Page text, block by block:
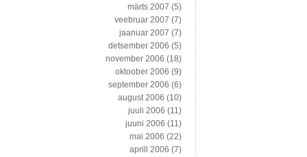
märts 2007 (5)
veebruar 2007 (7)
jaanuar 2007 (7)
detsember 2006 (5)
november 2006 (18)
oktoober 2006 (9)
september 2006 (6)
august 2006 (10)
juuli 2006 (11)
juuni 2006 (11)
mai 2006 (22)
aprill 2006 (7)